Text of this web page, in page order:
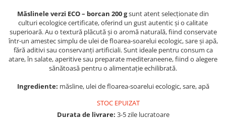
LACTATE
BACANIE
PRODUSE ECO / ORGANICE
PRODUSE ROMÂNEȘTI
REMEDII NATURISTE
Măslinele verzi ECO – borcan 200 gsunt atent selecționate din
culturi ecologice certificate, oferind un gust autentic și o calitate
superioară. Au o textură plăcută și o aromă naturală, fiind conservate
într-un amestec simplu de ulei de floarea-soarelui ecologic, sare și apă,
fără aditivi sau conservanți artificiali. Sunt ideale pentru consum ca
atare, în salate, aperitive sau preparate mediteraneene, fiind o alegere
sănătoasă pentru o alimentație echilibrată.
Ingrediente: măsline, ulei de floarea-soarelui ecologic, sare, apă
STOC EPUIZAT
Durata de livrare: 3-5 zile lucratoare